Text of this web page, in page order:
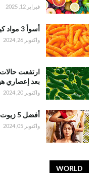
فبراير 12, 2025
أسوأ 3 مواد كيميائية في طعامك يمكن أن تضر بصحتك
واكتوبر 26, 2024
ارتفعت حالات
بعد إعصاري
واكتوبر 20, 2024
أفضل 5 زيوت هندية لنمو الشعر
واكتوبر 05, 2024
WORLD